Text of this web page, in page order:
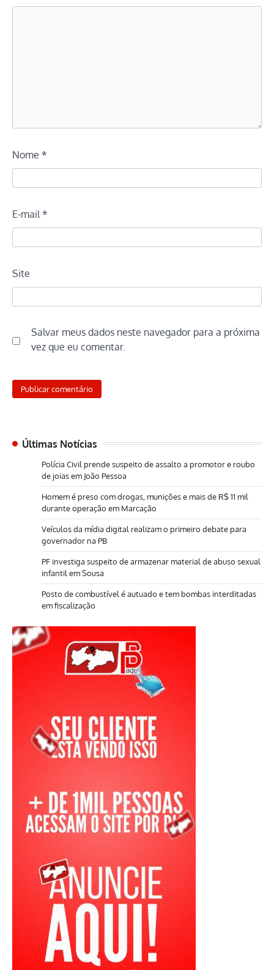
Nome *
E-mail*
Site
Salvar meus dados neste navegador para a próxima
vez que eu comentar.
Últimas Notícias
Polícia Civil prende suspeito de assalto a promotor e roubo
de joias em João Pessoa
Homem é preso com drogas, munições e mais de R$ 11 mil
durante operação em Marcação
Veículos da mídia digital realizam o primeiro debate para
governador na PB
PF investiga suspeito de armazenar material de abuso sexual
infantil em Sousa
Posto de combustível é autuado e tem bombas interditadas
em fiscalização